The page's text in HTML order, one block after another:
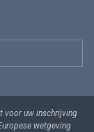
voor uw inschrijving
wetgeving